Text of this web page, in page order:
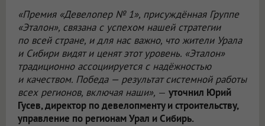
«Премия «Девелопер № 1», присуждённая Группе
«Эталон», связана с успехом нашей стратегии
по всей стране, и для нас важно, что жители Урала
и Сибири видят и ценят этот уровень. «Эталон»
традиционно ассоциируется с надёжностью
и качеством. Победа — результат системной работы
всех регионов, включая наши», — уточнил Юрий
Гусев, директор по девелопменту и строительству,
управление по регионам Урал и Сибирь.